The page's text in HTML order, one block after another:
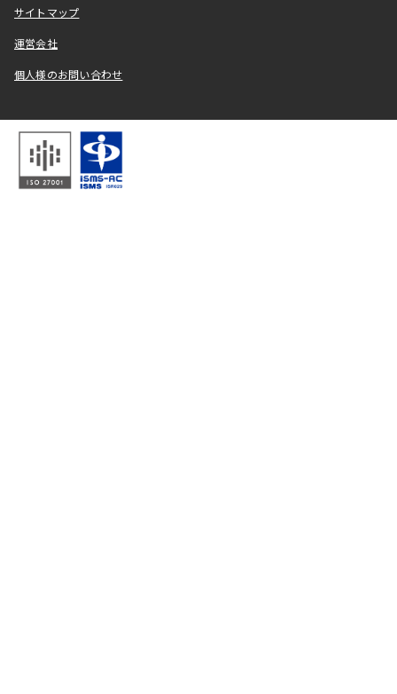
サイトマップ
運営会社
個人様のお問い合わせ